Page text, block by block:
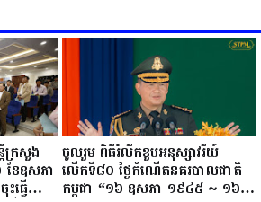
រីក្រសួង
ែឧសភា
ធ្វើ
ចូលរួម ពិធីរំលឹកខួបអនុស្សាវរីយ៍
លើកទី៨០ ថ្ងៃកំណើតនគរបាលជាតិ
កម្ពុជា “១៦ ឧសភា ១៩៤៥ ~ ១៦